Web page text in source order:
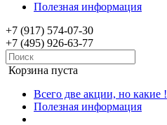
Полезная информация
+7 (917) 574-07-30
+7 (495) 926-63-77
Корзина пуста
Всего две акции, но какие !
Полезная информация